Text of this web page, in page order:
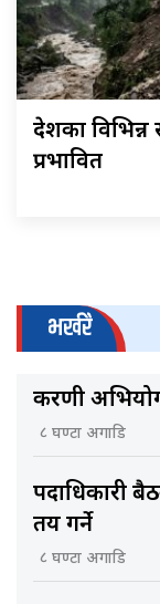
देशका
प्रभावित
भर्खरै
करणी
८ घण्टा अगाडि
पदाधिकारी
तय गर्ने
८ घण्टा अगाडि